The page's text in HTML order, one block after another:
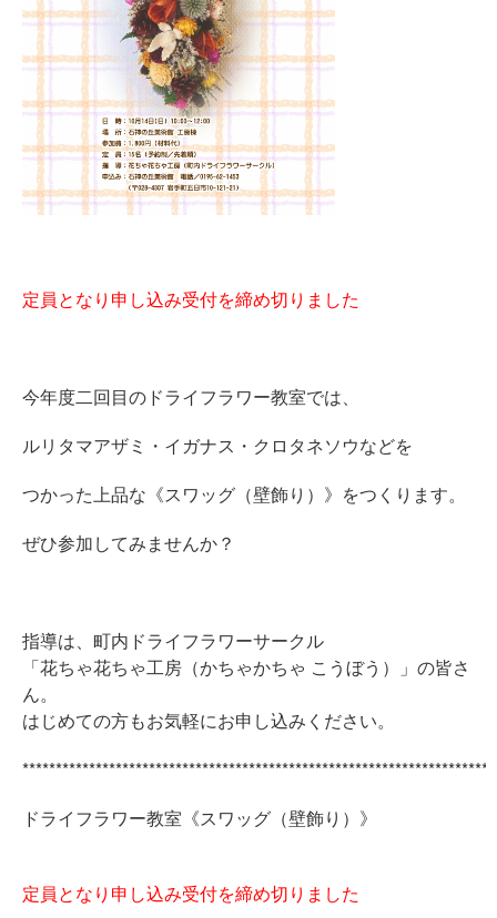
定員となり申し込み受付を締め切りました
今年度二回目のドライフラワー教室では、
ルリタマアザミ・イガナス・クロタネソウなどを
つかった上品な《スワッグ（壁飾り）》をつくります。
ぜひ参加してみませんか？
指導は、町内ドライフラワーサークル
「花ちゃ花ちゃ工房（かちゃかちゃ こうぼう）」の皆さ
ん。
はじめての方もお気軽にお申し込みください。
ドライフラワー教室《スワッグ（壁飾り）》
定員となり申し込み受付を締め切りました